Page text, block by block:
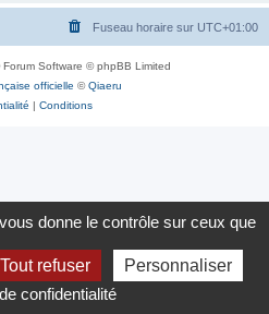
Fuseau horaire sur UTC+01:00
Forum Software © phpBB Limited
officielle ©Qiaeru
| Conditions
donne le contrôle sur ceux que
Tout refuser
Personnaliser
confidentialité